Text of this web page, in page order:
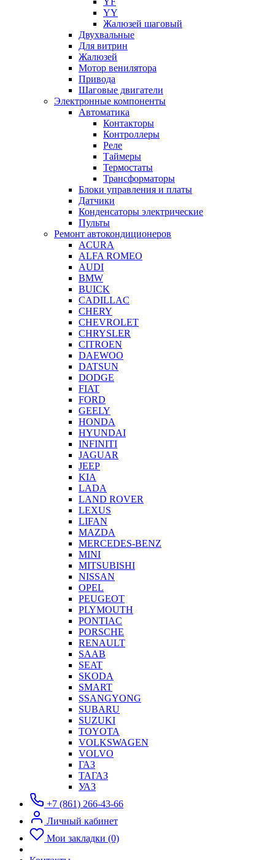
YY
Жалюзей шаговый
Двухвальные
Для витрин
Жалюзей
Мотор венилятора
Привода
Шаговые двигатели
Электронные компоненты
Автоматика
Контакторы
Контроллеры
Реле
Таймеры
Термостаты
Трансформаторы
Блоки управления и платы
Датчики
Конденсаторы электрические
Пульты
Ремонт автокондиционеров
ACURA
ALFA ROMEO
AUDI
BMW
BUICK
CADILLAC
CHERY
CHEVROLET
CHRYSLER
CITROEN
DAEWOO
DATSUN
DODGE
FIAT
FORD
GEELY
HONDA
HYUNDAI
INFINITI
JAGUAR
JEEP
KIA
LADA
LAND ROVER
LEXUS
LIFAN
MAZDA
MERCEDES-BENZ
MINI
MITSUBISHI
NISSAN
OPEL
PEUGEOT
PLYMOUTH
PONTIAC
PORSCHE
RENAULT
SAAB
SEAT
SKODA
SMART
SSANGYONG
SUBARU
SUZUKI
TOYOTA
VOLKSWAGEN
VOLVO
ГАЗ
ТАГАЗ
УАЗ
+7 (861) 266-43-66
Личный кабинет
Мои закладки (0)